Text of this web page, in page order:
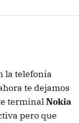
la telefonía
te dejamos
terminalNokia
pero que